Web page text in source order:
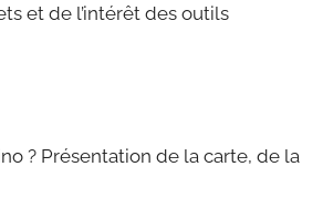
et de l’intérêt des outils
? Présentation de la carte, de la